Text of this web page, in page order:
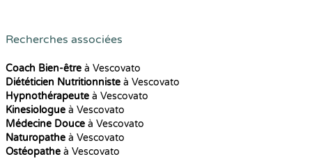
Recherches associées
Coach Bien-être à Vescovato
Diététicien Nutritionniste à Vescovato
Hypnothérapeute à Vescovato
Kinesiologue à Vescovato
Médecine Douce à Vescovato
Naturopathe à Vescovato
Ostéopathe à Vescovato